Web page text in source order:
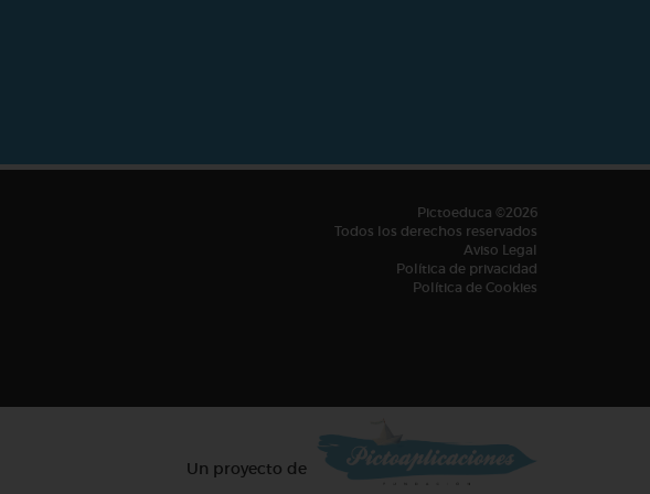
Pictoeduca ©2026
Todos los derechos reservados
Aviso Legal
Política de privacidad
Política de Cookies
Un proyecto de